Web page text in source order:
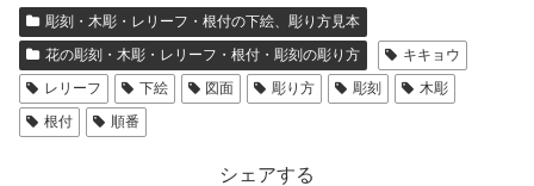
彫刻・木彫・レリーフ・根付の下絵、彫り方見本
花の彫刻・木彫・レリーフ・根付・彫刻の彫り方
キキョウ
レリーフ
下絵 図面 彫り方 彫刻
木彫
根付
順番
シェアする